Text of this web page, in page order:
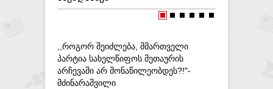
,,ᲠᲝᲒᲝᲠ ᲨᲔᲘᲫᲚᲔᲑᲐ, ᲛᲛᲐᲠᲗᲕᲔᲚᲘ
ᲞᲐᲠᲢᲘᲐ ᲡᲐᲮᲔᲚᲬᲘᲤᲝᲡ ᲛᲔᲗᲐᲣᲠᲘᲡ
ᲐᲠᲩᲔᲕᲐᲨᲘ ᲐᲠ ᲛᲝᲜᲐᲬᲘᲚᲔᲝᲑᲓᲔᲡ?!"-
ᲛᲫᲘᲜᲐᲠᲐᲨᲕᲘᲚᲘ